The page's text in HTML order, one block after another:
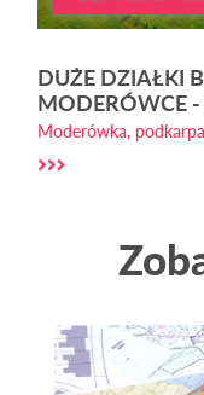
DUŻE DZIAŁKI
MODERÓWCE
Moderówka,